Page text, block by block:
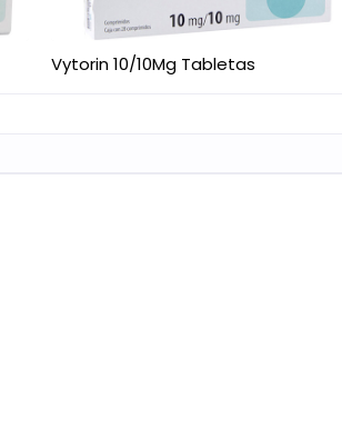
Vytorin 10/10Mg Tabletas